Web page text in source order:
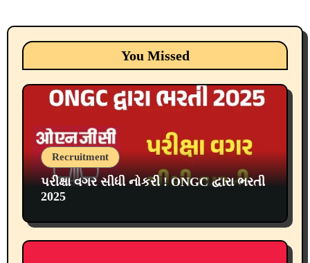
You Missed
Recruitment
પરીક્ષા વગર સીધી નોકરી ! ONGC દ્વારા ભરતી
2025